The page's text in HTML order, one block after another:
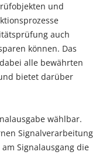
und
auch
können. Das
alle bewährten
bietet darüber
wählbar.
Signalverarbeitung
Signalausgang die